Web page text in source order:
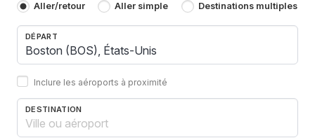
Aller/retour Aller simple Destinations multiples
DÉPART
Inclure les aéroports à proximité
DESTINATION